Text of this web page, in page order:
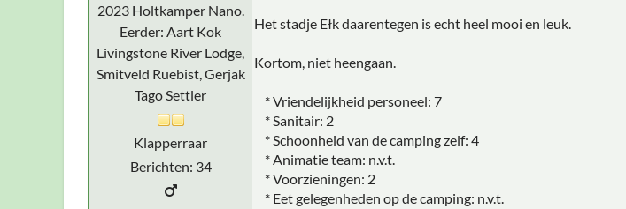
2023 Holtkamper Nano.
Eerder: Aart Kok
Livingstone River Lodge,
Smitveld Ruebist, Gerjak
Tago Settler
Klapperraar
Berichten: 34
Het stadje Ełk daarentegen is echt heel mooi en leuk.
Kortom, niet heengaan.
* Vriendelijkheid personeel: 7
* Sanitair: 2
* Schoonheid van de camping zelf: 4
* Animatie team: n.v.t.
* Voorzieningen: 2
* Eet gelegenheden op de camping: n.v.t.